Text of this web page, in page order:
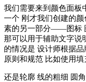
我们需要来到颜色面板
一个 刚才我们创建的
素的另一部分——图标
那可以用于辅助文字说
的情况是 设计师根据
原则和规范 比如使用填
还是轮廓 线的粗细 圆